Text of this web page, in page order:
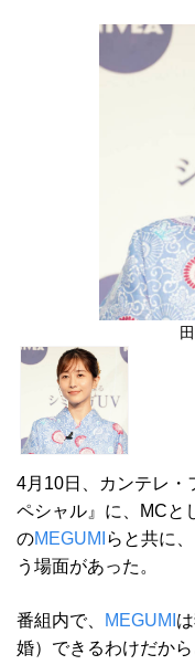
4月10日、カンテレ・
ペシャル』に、MCと
のMEGUMI らと共に
う場面があった。
番組内で、 MEGUMI
婚）できるわけだか